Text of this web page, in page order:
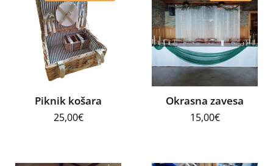
Piknik košara
25,00€
Okrasna zavesa
15,00€